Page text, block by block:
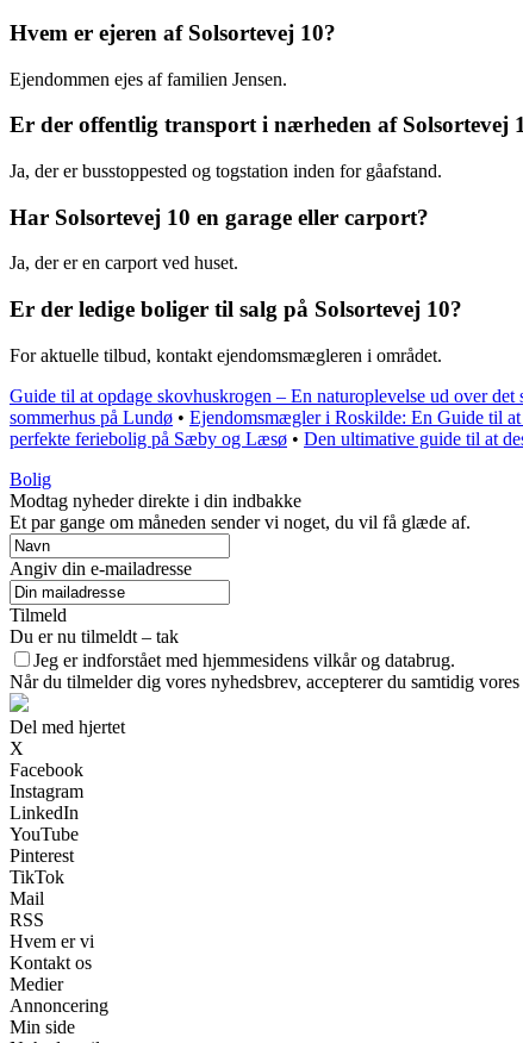
Hvem er ejeren af Solsortevej 10?
Ejendommen ejes af familien Jensen.
Er der offentlig transport i nærheden af Solsortevej
Ja, der er busstoppested og togstation inden for gåafstand.
Har Solsortevej 10 en garage eller carport?
Ja, der er en carport ved huset.
Er der ledige boliger til salg på Solsortevej 10?
For aktuelle tilbud, kontakt ejendomsmægleren i området.
Guide til at opdage skovhuskrogen – En naturoplevelse ud over det
sommerhus på Lundø • Ejendomsmægler i Roskilde: En Guide til
perfekte feriebolig på Sæby og Læsø • Den ultimative guide til at
Bolig
Modtag nyheder direkte i din indbakke
Et par gange om måneden sender vi noget, du vil få glæde af.
Angiv din e-mailadresse
Tilmeld
Du er nu tilmeldt – tak
Jeg er indforstået med hjemmesidens vilkår og databrug.
Når du tilmelder dig vores nyhedsbrev, accepterer du samtidig
Del med hjertet
X
Facebook
Instagram
LinkedIn
YouTube
Pinterest
TikTok
Mail
RSS
Hvem er vi
Kontakt os
Medier
Annoncering
Min side